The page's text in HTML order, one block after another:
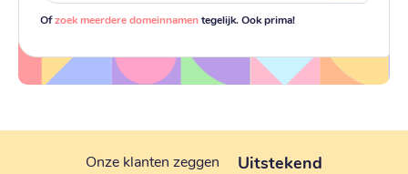
Ofzoek meerdere domeinnamentegelijk. Ook prima!
Onze klanten zeggen Uitstekend